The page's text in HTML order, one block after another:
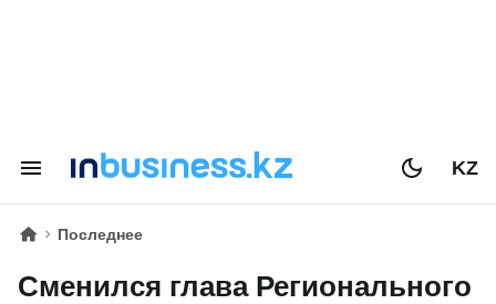
KZ
Последнее
Сменился глава Регионального